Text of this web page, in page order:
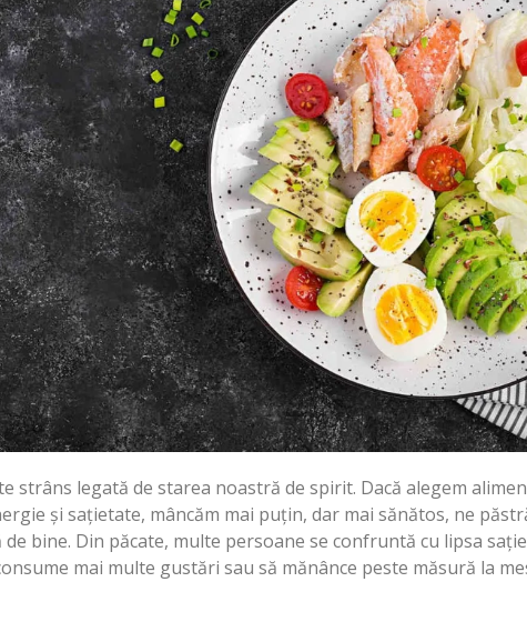
strâns legată de starea noastră de spirit. Dacă alegem
și sațietate, mâncăm mai puțin, dar mai sănătos, ne
bine. Din păcate, multe persoane se confruntă cu lipsa
mai multe gustări sau să mănânce peste măsură la